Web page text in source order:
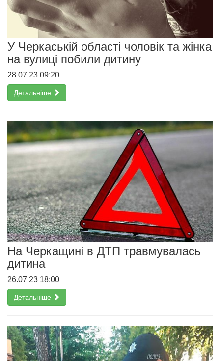
У Черкаській області чоловік та жінка
на вулиці побили дитину
28.07.23 09:20
Детальніше
На Черкащині в ДТП травмувалась
дитина
26.07.23 18:00
Детальніше